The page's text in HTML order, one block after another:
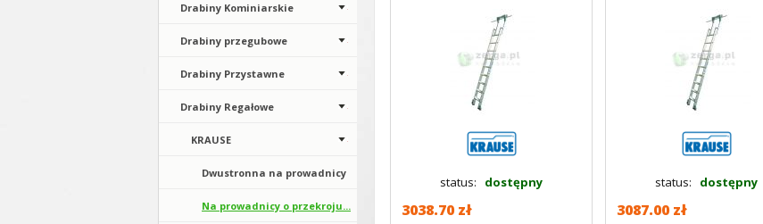
Drabiny Kominiarskie
Drabiny przegubowe
Drabiny Przystawne
Drabiny Regałowe
KRAUSE
Dwustronna na prowadnicy
Na prowadnicy o przekroju...
wys.rob. 2,70m 819314
status: dostępny
3038.70 zł
wys.rob. 2,90m 819321
status: dostępny
3087.00 zł